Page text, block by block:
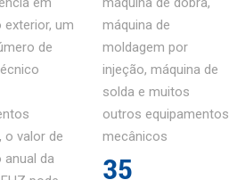
linha de produção
e desenho de peças
moldagem por injeção,
incluindo abertura de moldes.
um
de
o valor de
da
máquina de
moldagem por
injeção, máquina de
solda e muitos
outros equipamentos
mecânicos
35